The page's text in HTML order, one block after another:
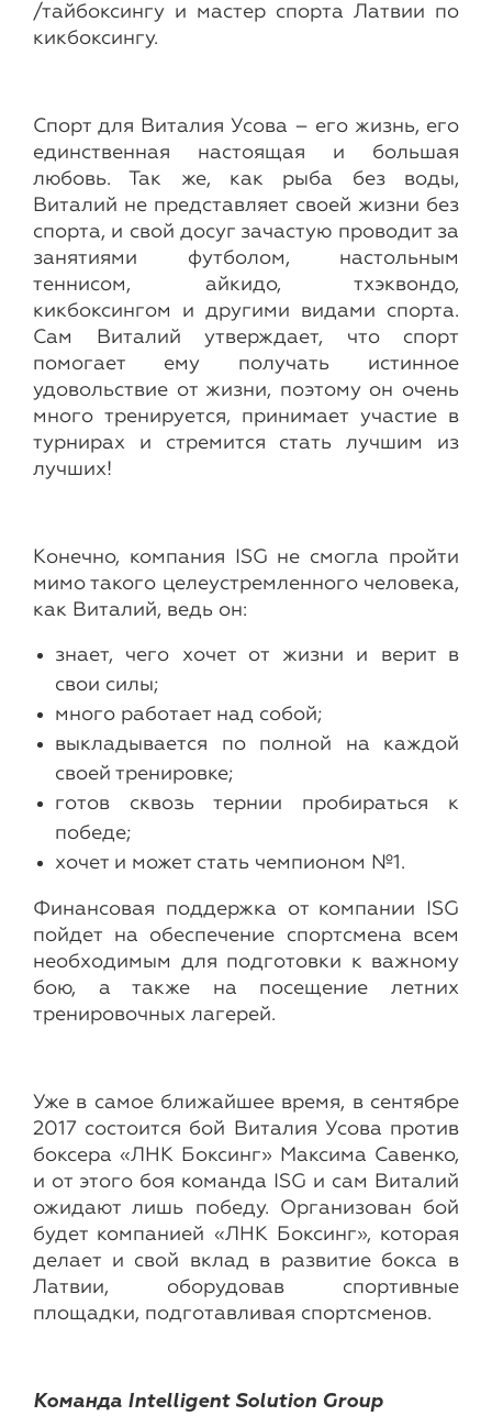
/тайбоксингу и мастер спорта Латвии по
кикбоксингу.
Спорт для Виталия Усова – его жизнь, его
единственная настоящая и большая
любовь. Так же, как рыба без воды,
Виталий не представляет своей жизни без
спорта, и свой досуг зачастую проводит за
занятиями футболом, настольным
теннисом, айкидо, тхэквондо,
кикбоксингом и другими видами спорта.
Сам Виталий утверждает, что спорт
помогает ему получать истинное
удовольствие от жизни, поэтому он очень
много тренируется, принимает участие в
турнирах и стремится стать лучшим из
лучших!
Конечно, компания ISG не смогла пройти
мимо такого целеустремленного человека,
как Виталий, ведь он:
знает, чего хочет от жизни и верит в
свои силы;
​много работает над собой;
выкладывается по полной на каждой
своей тренировке;
​готов сквозь тернии пробираться к
победе;
хочет и может стать чемпионом №1.
Финансовая поддержка от компании ISG
пойдет на обеспечение спортсмена всем
необходимым для подготовки к важному
бою, а также на посещение летних
тренировочных лагерей.
Уже в самое ближайшее время, в сентябре
2017 состоится бой Виталия Усова против
боксера «ЛНК Боксинг» Максима Савенко,
и от этого боя команда ISG и сам Виталий
ожидают лишь победу. Организован бой
будет компанией «ЛНК Боксинг», которая
делает и свой вклад в развитие бокса в
Латвии, оборудовав спортивные
площадки, подготавливая спортсменов.
Команда Intelligent Solution Group